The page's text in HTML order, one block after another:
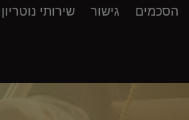
הסכמים גישור שירותי נוטריון